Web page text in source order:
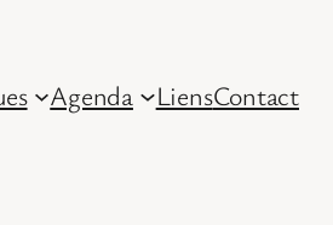
Agenda LiensContact